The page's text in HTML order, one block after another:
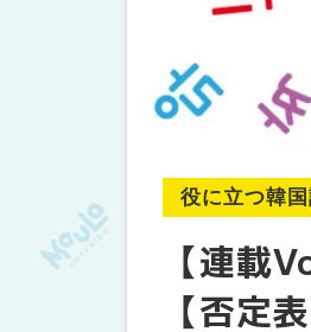
役に立つ韓
【連載
【否定